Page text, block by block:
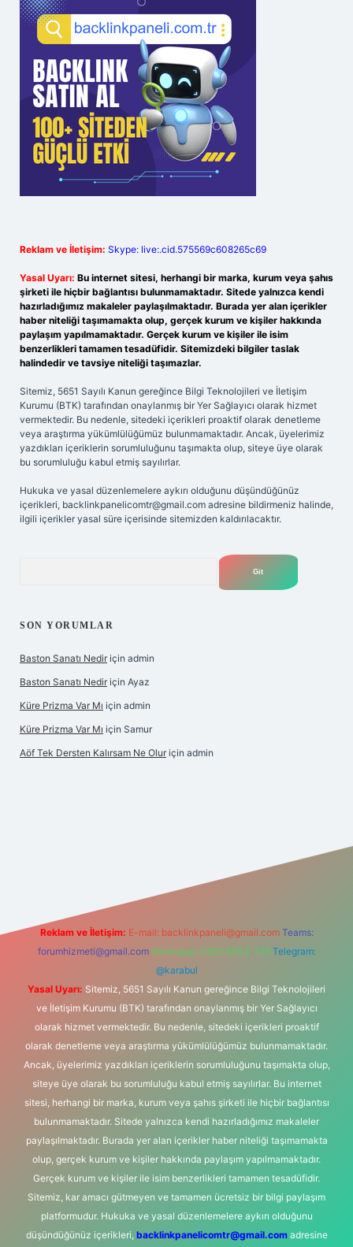
Reklam ve İletişim: Skype: live:.cid.575569c608265c69
Yasal Uyarı: Bu internet sitesi, herhangi bir marka, kurum veya şahıs
şirketi ile hiçbir bağlantısı bulunmamaktadır. Sitede yalnızca kendi
hazırladığımız makaleler paylaşılmaktadır. Burada yer alan içerikler
haber niteliği taşımamakta olup, gerçek kurum ve kişiler hakkında
paylaşım yapılmamaktadır. Gerçek kurum ve kişiler ile isim
benzerlikleri tamamen tesadüfidir. Sitemizdeki bilgiler taslak
halindedir ve tavsiye niteliği taşımazlar.
Sitemiz, 5651 Sayılı Kanun gereğince Bilgi Teknolojileri ve İletişim
Kurumu (BTK) tarafından onaylanmış bir Yer Sağlayıcı olarak hizmet
vermektedir. Bu nedenle, sitedeki içerikleri proaktif olarak denetleme
veya araştırma yükümlülüğümüz bulunmamaktadır. Ancak, üyelerimiz
yazdıkları içeriklerin sorumluluğunu taşımakta olup, siteye üye olarak
bu sorumluluğu kabul etmiş sayılırlar.
Hukuka ve yasal düzenlemelere aykırı olduğunu düşündüğünüz
içerikleri, backlinkpanelicomtr@gmail.com adresine bildirmeniz halinde,
ilgili içerikler yasal süre içerisinde sitemizden kaldırılacaktır.
SON YORUMLAR
Baston Sanatı Nedir için admin
Baston Sanatı Nedir için Ayaz
Küre Prizma Var Mı için admin
Küre Prizma Var Mı için Samur
Aöf Tek Dersten Kalırsam Ne Olur için admin
Reklam ve İletişim: E-mail: backlinkpaneli@gmail.com Teams:
forumhizmeti@gmail.com Whatsapp: 0262 606 0 726 Telegram:
@karabul
Yasal Uyarı: Sitemiz, 5651 Sayılı Kanun gereğince Bilgi Teknolojileri
ve İletişim Kurumu (BTK) tarafından onaylanmış bir Yer Sağlayıcı
olarak hizmet vermektedir. Bu nedenle, sitedeki içerikleri proaktif
olarak denetleme veya araştırma yükümlülüğümüz bulunmamaktadır.
Ancak, üyelerimiz yazdıkları içeriklerin sorumluluğunu taşımakta olup,
siteye üye olarak bu sorumluluğu kabul etmiş sayılırlar. Bu internet
sitesi, herhangi bir marka, kurum veya şahıs şirketi ile hiçbir bağlantısı
bulunmamaktadır. Sitede yalnızca kendi hazırladığımız makaleler
paylaşılmaktadır. Burada yer alan içerikler haber niteliği taşımamakta
olup, gerçek kurum ve kişiler hakkında paylaşım yapılmamaktadır.
Gerçek kurum ve kişiler ile isim benzerlikleri tamamen tesadüfidir.
Sitemiz, kar amacı gütmeyen ve tamamen ücretsiz bir bilgi paylaşım
platformudur. Hukuka ve yasal düzenlemelere aykırı olduğunu
düşündüğünüz içerikleri, backlinkpanelicomtr@gmail.comadresine